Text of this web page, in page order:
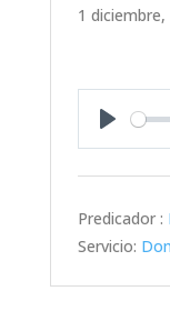
1 diciembre,
Predicador :
Servicio: